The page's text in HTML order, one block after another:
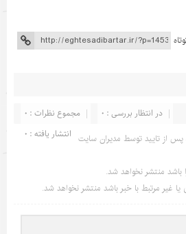
مجموع نظرات : 0
در انتظار بررسی : 0
انتشار یافته : 0 از تایید توسط مدیران سایت
باشد منتشر نخواهد شد.
یا غیر مرتبط با خبر باشد منتشر نخواهد شد.